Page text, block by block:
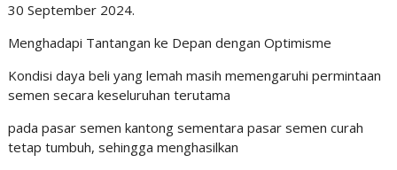
30 September 2024.
Menghadapi Tantangan ke Depan dengan Optimisme
Kondisi daya beli yang lemah masih memengaruhi permintaan
semen secara keseluruhan terutama
pada pasar semen kantong sementara pasar semen curah
tetap tumbuh, sehingga menghasilkan